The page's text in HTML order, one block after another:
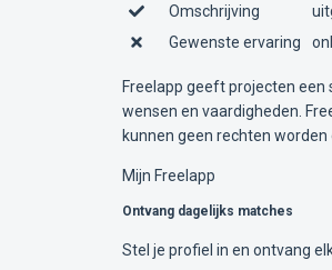
Omschrijving
Gewenste ervaring
Freelapp geeft projecten een
wensen en vaardigheden.
kunnen geen rechten
Mijn Freelapp
Ontvang dagelijks matches
Stel je profiel in en ontvang